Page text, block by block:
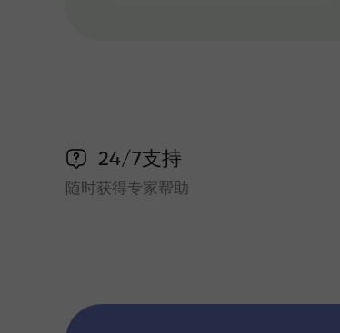
24/7支持
随时获得专家帮助